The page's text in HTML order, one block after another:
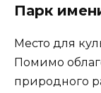
Парк
Место для
Помимо
природного